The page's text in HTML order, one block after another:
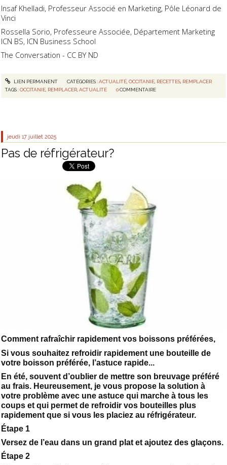
Insaf Khelladi, Professeur Associé en Marketing, Pôle Léonard de
Vinci
Rossella Sorio, Professeure Associée, Département Marketing
ICN BS, ICN Business School
The Conversation - CC BY ND
LIEN PERMANENT CATÉGORIES :ACTUALITÉ, OCCITANIE, RECETTES, REMPLACER
TAGS :OCCITANIE REMPLACER ,ACTUALITÉ 0 COMMENTAIRE
jeudi 17 juillet 2025
Pas de réfrigérateur?
Comment rafraîchir rapidement vos boissons préférées,
Si vous souhaitez refroidir rapidement une bouteille de
votre boisson préférée, l’astuce rapide...
En été, souvent d’oublier de mettre son breuvage préféré
au frais. Heureusement, je vous propose la solution à
votre problème avec une astuce qui marche à tous les
coups et qui permet de refroidir vos bouteilles plus
rapidement que si vous les placiez au réfrigérateur.
Étape 1
Versez de l’eau dans un grand plat et ajoutez des glaçons.
Étape 2